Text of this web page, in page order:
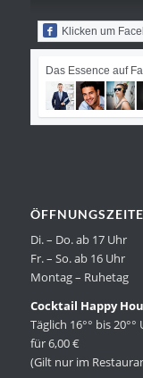
Klicken um
Das Essence auf
Di. – Do. ab 17 Uhr
Fr. – So. ab 16 Uhr
Montag – Ruhetag
Cocktail Happy
Täglich 16°° bis
für 6,00 €
(Gilt nur im